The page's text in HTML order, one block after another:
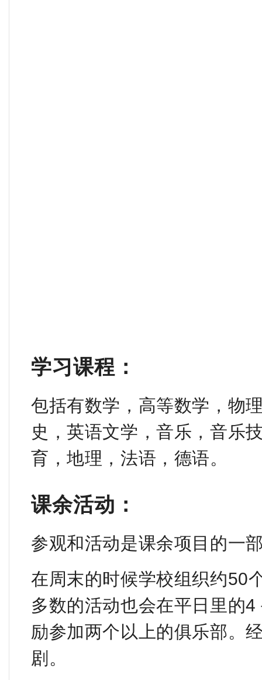
学习课程：
包括有数学，高等数学，物
史，英语文学，音乐，音乐
育，地理，法语，德语。
课余活动：
参观和活动是课余项目的一
在周末的时候学校组织约50
多数的活动也会在平日里的
励参加两个以上的俱乐部。
剧。